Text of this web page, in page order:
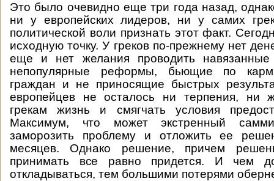
Это было очевидно еще три года назад,
ни у европейских лидеров, ни у самих
политической воли признать этот факт.
исходную точку. У греков по-прежнему нет
еще и нет желания проводить
непопулярные реформы, бьющие по
граждан и не приносящие быстрых
европейцев не осталось ни терпения, ни
грекам жизнь и смягчать условия
Максимум, что может экстренный
заморозить проблему и отложить ее
месяцев. Однако решение, причем
принимать все равно придется. И чем
откладываться, тем большими потерями